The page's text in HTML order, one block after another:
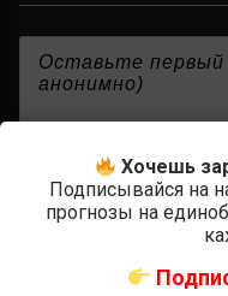
Хочешь
Подписывайся на
прогнозы на